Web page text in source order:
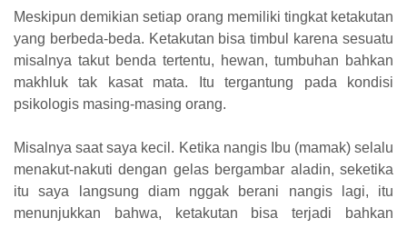
Meskipun demikian setiap orang memiliki tingkat ketakutan
yang berbeda-beda. Ketakutan bisa timbul karena sesuatu
misalnya takut benda tertentu, hewan, tumbuhan bahkan
makhluk tak kasat mata. Itu tergantung pada kondisi
psikologis masing-masing orang.
Misalnya saat saya kecil. Ketika nangis Ibu (mamak) selalu
menakut-nakuti dengan gelas bergambar aladin, seketika
itu saya langsung diam nggak berani nangis lagi, itu
menunjukkan bahwa, ketakutan bisa terjadi bahkan